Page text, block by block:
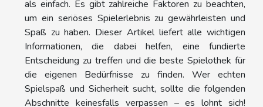
als einfach. Es gibt zahlreiche Faktoren zu beachten,
um ein seriöses Spielerlebnis zu gewährleisten und
Spaß zu haben. Dieser Artikel liefert alle wichtigen
Informationen, die dabei helfen, eine fundierte
Entscheidung zu treffen und die beste Spielothek für
die eigenen Bedürfnisse zu finden. Wer echten
Spielspaß und Sicherheit sucht, sollte die folgenden
Abschnitte keinesfalls verpassen – es lohnt sich!